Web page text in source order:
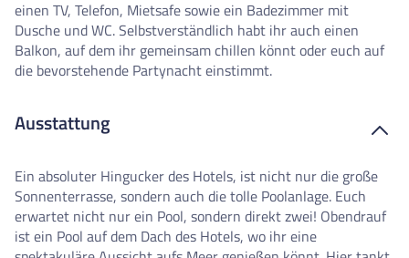
einen TV, Telefon, Mietsafe sowie ein Badezimmer mit
Dusche und WC. Selbstverständlich habt ihr auch einen
Balkon, auf dem ihr gemeinsam chillen könnt oder euch auf
die bevorstehende Partynacht einstimmt.
Ausstattung
Ein absoluter Hingucker des Hotels, ist nicht nur die große
Sonnenterrasse, sondern auch die tolle Poolanlage. Euch
erwartet nicht nur ein Pool, sondern direkt zwei! Obendrauf
ist ein Pool auf dem Dach des Hotels, wo ihr eine